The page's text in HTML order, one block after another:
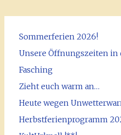
Sommerferien 2026!
Unsere Öffnungszeiten in
Fasching
Zieht euch warm an…
Heute wegen
Herbstferienprogramm